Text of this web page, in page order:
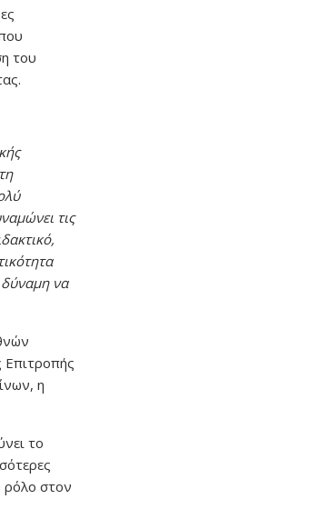
του
τις
να
Επιτροπής
η
το
ρόλο στον